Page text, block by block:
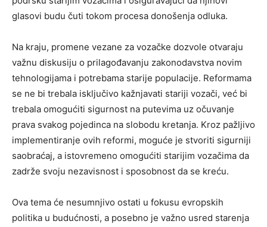
glasovi budu čuti tokom procesa donošenja odluka.
Na kraju, promene vezane za vozačke dozvole otvaraju
važnu diskusiju o prilagođavanju zakonodavstva novim
tehnologijama i potrebama starije populacije. Reformama
se ne bi trebala isključivo kažnjavati stariji vozači, već bi
trebala omogućiti sigurnost na putevima uz očuvanje
prava svakog pojedinca na slobodu kretanja. Kroz pažljivo
implementiranje ovih reformi, moguće je stvoriti sigurniji
saobraćaj, a istovremeno omogućiti starijim vozačima da
zadrže svoju nezavisnost i sposobnost da se kreću.
Ova tema će nesumnjivo ostati u fokusu evropskih
politika u budućnosti, a posebno je važno usred starenja